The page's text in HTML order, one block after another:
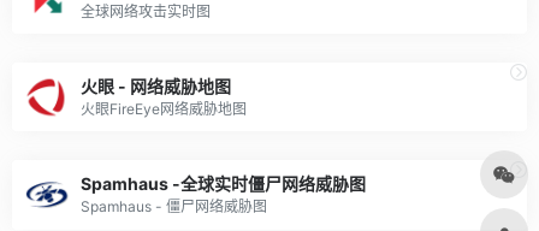
全球网络攻击实时图
火眼 - 网络威胁地图
火眼FireEye网络威胁地图
Spamhaus -全球实时僵尸网络威胁图
Spamhaus - 僵尸网络威胁图